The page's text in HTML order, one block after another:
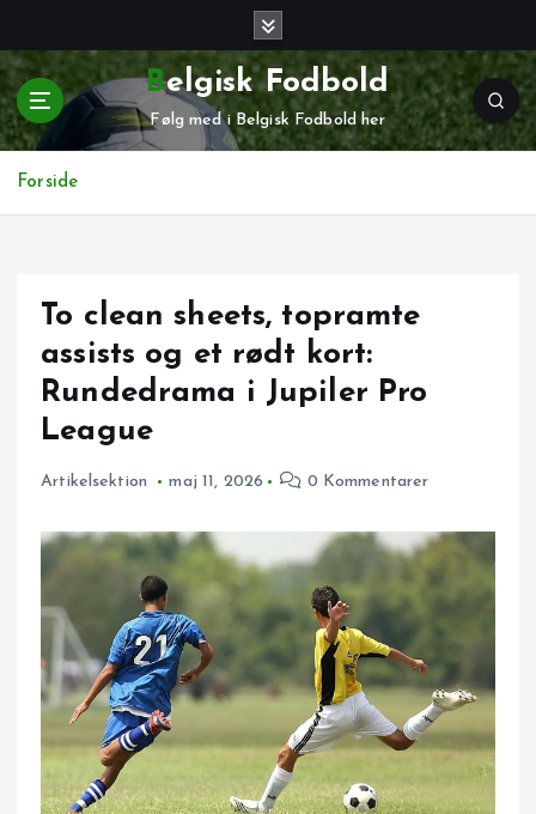
t
i
i
Belgisk Fodbold
Følg med i Belgisk Fodbold her
Forside
To clean sheets, topramte
assists og et rødt kort:
Rundedrama i Jupiler Pro
League
Artikelsektion maj 11, 2026 0 Kommentarer